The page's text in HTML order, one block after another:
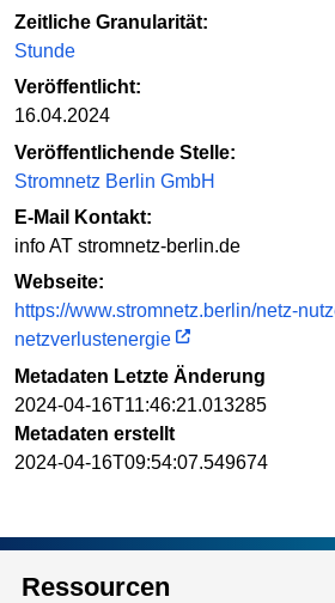
Zeitliche Granularität:
Stunde
Veröffentlicht:
16.04.2024
Veröffentlichende Stelle:
Stromnetz Berlin GmbH
E-Mail Kontakt:
info AT stromnetz-berlin.de
Webseite:
https://www.stromnetz.berlin/netz-
netzverlustenergie
Metadaten Letzte Änderung
2024-04-16T11:46:21.013285
Metadaten erstellt
2024-04-16T09:54:07.549674
Ressourcen